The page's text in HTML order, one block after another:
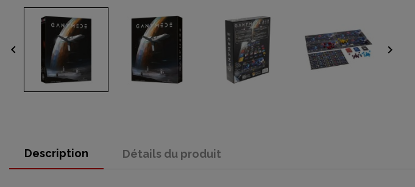
keyboard_arrow_left keyboard_arrow_right
Description Détails du produit